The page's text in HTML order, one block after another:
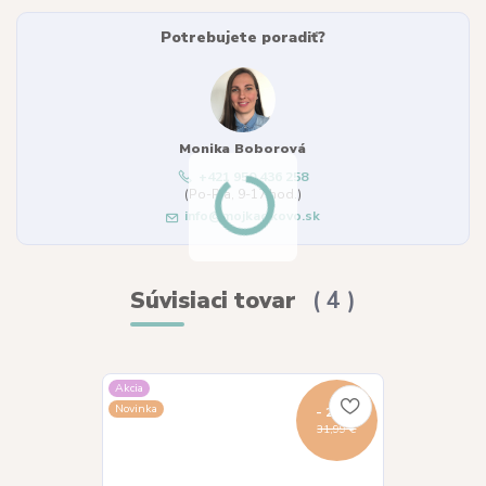
Potrebujete poradiť?
Monika Boborová
+421 950 436 258
(Po-Pia, 9-17 hod.)
info@mojkacikovo.sk
Súvisiaci tovar 4
Akcia
Novinka
31,99 €
- 22 %